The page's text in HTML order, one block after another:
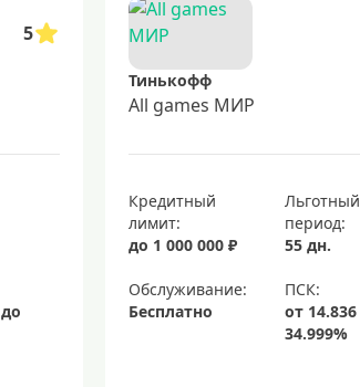
5
Тинькофф
All games МИР
Кредитный
лимит:
до 1 000 000 ₽
Льготный
период:
55 дн.
Обслуживание:
Бесплатно